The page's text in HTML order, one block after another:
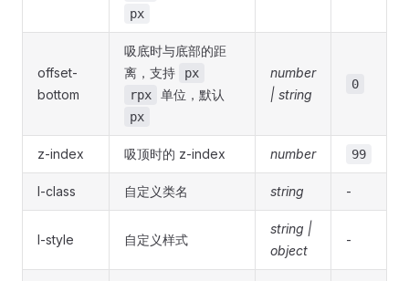
px
offset-
bottom
吸底时与底部的距
离，支持
px
rpx
单位，默认
px
number
| string
0
z-index 吸顶时的 z-index number 99
l-class 自定义类名 string -
l-style 自定义样式
string |
object
-